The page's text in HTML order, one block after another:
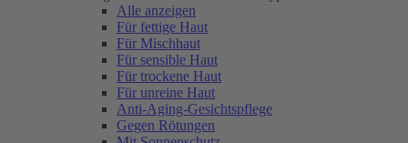
Alle anzeigen
Für fettige Haut
Für Mischhaut
Für sensible Haut
Für trockene Haut
Für unreine Haut
Anti-Aging-Gesichtspflege
Gegen Rötungen